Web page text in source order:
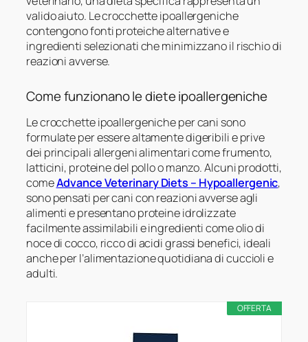
valido aiuto. Le crocchette ipoallergeniche
contengono fonti proteiche alternative e
ingredienti selezionati che minimizzano il rischio di
reazioni avverse.
Come funzionano le diete ipoallergeniche
Le crocchette ipoallergeniche per cani sono
formulate per essere altamente digeribili e prive
dei principali allergeni alimentari come frumento,
latticini, proteine del pollo o manzo. Alcuni prodotti,
comeAdvance Veterinary Diets – Hypoallergenic,
sono pensati per cani con reazioni avverse agli
alimenti e presentano proteine idrolizzate
facilmente assimilabili e ingredienti come olio di
noce di cocco, ricco di acidi grassi benefici, ideali
anche per l’alimentazione quotidiana di cuccioli e
adulti.
OFFERTA